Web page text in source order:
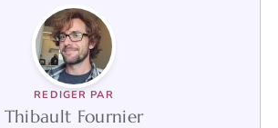
REDIGER PAR
Thibault Fournier